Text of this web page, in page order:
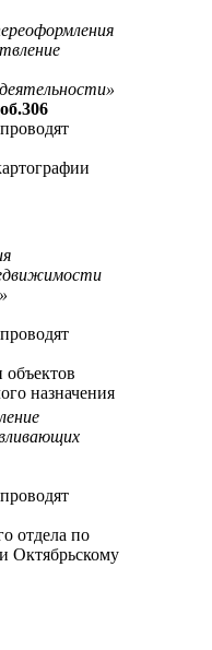
»
»
объектов
назначения
отдела по
Октябрьскому